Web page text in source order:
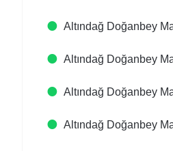
Altındağ Doğanbey
Altındağ Doğanbey
Altındağ Doğanbey
Altındağ Doğanbey